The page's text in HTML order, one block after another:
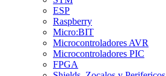
ESP
Raspberry
Micro:BIT
Microcontroladores AVR
Microcontroladores PIC
FPGA